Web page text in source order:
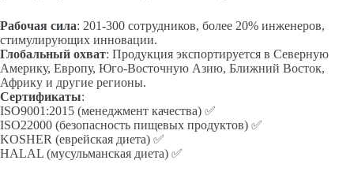
Рабочая сила: 201-300 сотрудников, более 20% инженеров,
стимулирующих инновации.
Глобальный охват: Продукция экспортируется в Северную
Америку, Европу, Юго-Восточную Азию, Ближний Восток,
Африку и другие регионы.
Сертификаты:
ISO9001:2015 (менеджмент качества) ✅
ISO22000 (безопасность пищевых продуктов) ✅
KOSHER (еврейская диета) ✅
HALAL (мусульманская диета) ✅